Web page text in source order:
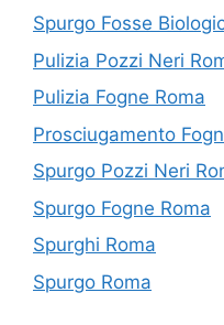
Spurgo Fosse
Pulizia Pozzi Neri
Pulizia Fogne Roma
Prosciugamento
Spurgo Pozzi Neri
Spurgo Fogne Roma
Spurghi Roma
Spurgo Roma